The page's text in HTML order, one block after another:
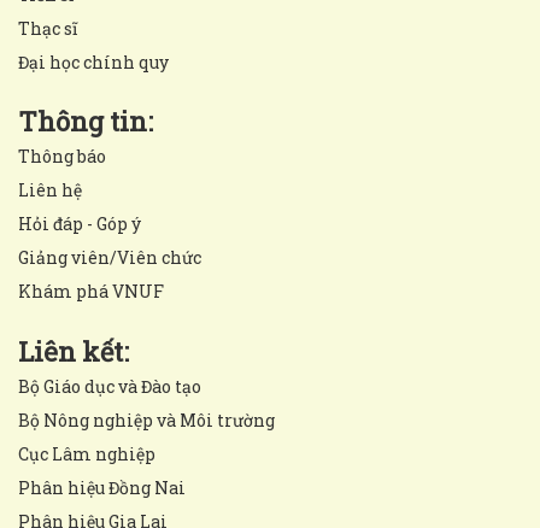
Thạc sĩ
Đại học chính quy
Thông tin:
Thông báo
Liên hệ
Hỏi đáp - Góp ý
Giảng viên/Viên chức
Khám phá VNUF
Liên kết:
Bộ Giáo dục và Đào tạo
Bộ Nông nghiệp và Môi trường
Cục Lâm nghiệp
Phân hiệu Đồng Nai
Phân hiệu Gia Lai